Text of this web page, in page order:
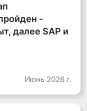
-
далее SAP и
Июнь 2026 г.